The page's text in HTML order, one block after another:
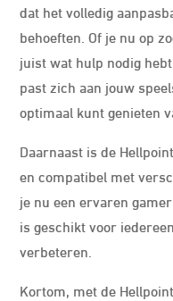
dat het volledig
behoeften. Of je nu op
juist wat hulp nodig
past zich aan jouw
optimaal kunt genieten
Daarnaast is de
en compatibel met
je nu een ervaren
is geschikt voor
verbeteren.
Kortom, met de